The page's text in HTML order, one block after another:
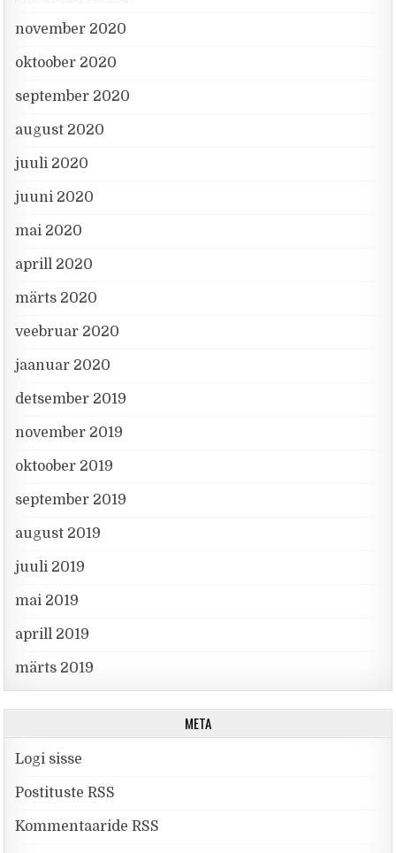
november 2020
oktoober 2020
september 2020
august 2020
juuli 2020
juuni 2020
mai 2020
aprill 2020
märts 2020
veebruar 2020
jaanuar 2020
detsember 2019
november 2019
oktoober 2019
september 2019
august 2019
juuli 2019
mai 2019
aprill 2019
märts 2019
META
Logi sisse
Postituste RSS
Kommentaaride RSS